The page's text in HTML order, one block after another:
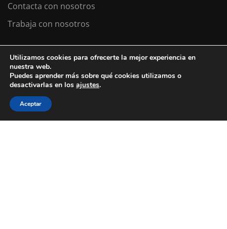
Contacta con nosotros
Trabaja con nosotros
Colexio La Salle Santiago
Aviso Legal
Política de cookies
Política de privacidad
Utilizamos cookies para ofrecerte la mejor experiencia en
nuestra web.
Puedes aprender más sobre qué cookies utilizamos o
desactivarlas en los ajustes.
Aceptar